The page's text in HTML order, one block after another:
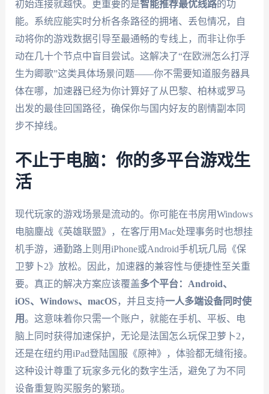
初始连接就越快。更重要的是智能推荐最优线路的功
能。系统应能实时分析各条路径的拥堵、丢包情况，自
动将你的游戏数据引导至最通畅的专线上，而非让你手
动在几十个节点中盲目尝试。这解决了“在欧洲怎么打浮
生为卿歌”这类具体场景问题——你不需要知道服务器具
体在哪，加速器已经为你计算好了从巴黎、柏林或罗马
出发的最佳回国路径，确保你与国内好友的剧情副本同
步不掉线。
不止于电脑：你的多平台游戏生
活
现代玩家的游戏场景是流动的。你可能在书房用Windows
电脑鏖战《英雄联盟》，在客厅用Mac处理事务时也想挂
机手游，通勤路上则用iPhone或Android手机玩几局《保
卫萝卜2》放松。因此，加速器的兼容性与便捷性至关重
要。真正的解决方案应该覆盖多个平台：Android、
iOS、Windows、macOS，并且支持一人多端设备同时使
用。这意味着你只需一个账户，就能在手机、平板、电
脑上同时获得加速保护，无论是法国怎么玩保卫萝卜2，
还是在纽约用iPad登陆国服《原神》，体验都无缝衔接。
这种设计尊重了玩家多元化的数字生活，避免了为不同
设备重复购买服务的繁琐。